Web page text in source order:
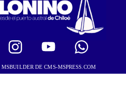
DE CMS-MSPRESS.COM